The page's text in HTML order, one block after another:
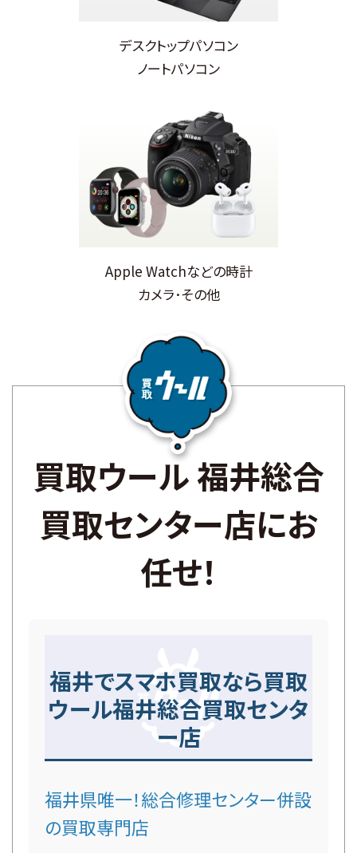
デスクトップパソコン
ノートパソコン
Apple Watchなどの時計
カメラ･その他
買取ウール 福井総合
買取センター店にお
任せ！
福井でスマホ買取なら買取
ウール福井総合買取センタ
ー店
福井県唯一！総合修理センター併設
の買取専門店